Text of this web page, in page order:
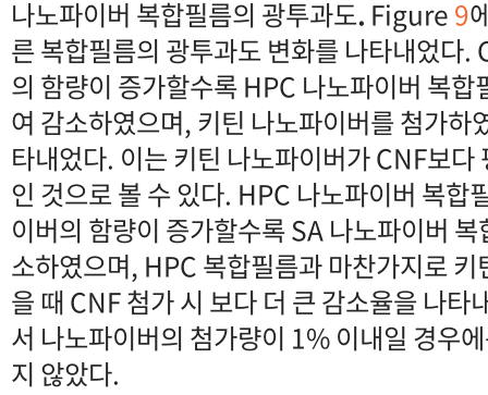
나노파이버 복합필름의 광투과도. Figure9
른 복합필름의 광투과도 변화를 나타내었다.
의 함량이 증가할수록 HPC 나노파이버 복
여 감소하였으며, 키틴 나노파이버를 첨가하
타내었다. 이는 키틴 나노파이버가 CNF보다
인 것으로 볼 수 있다. HPC 나노파이버 복합
이버의 함량이 증가할수록 SA 나노파이버
소하였으며, HPC 복합필름과 마찬가지로
을 때 CNF 첨가 시 보다 더 큰 감소율을 나타
서 나노파이버의 첨가량이 1% 이내일 경우
지 않았다.